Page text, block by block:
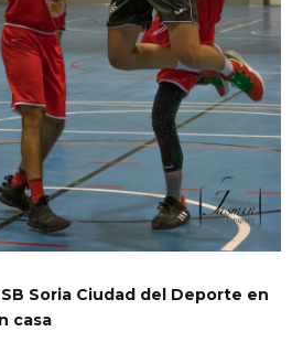
Soria Ciudad del Deporte en
casa